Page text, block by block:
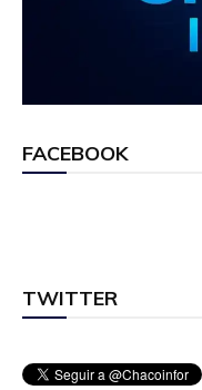
FACEBOOK
TWITTER